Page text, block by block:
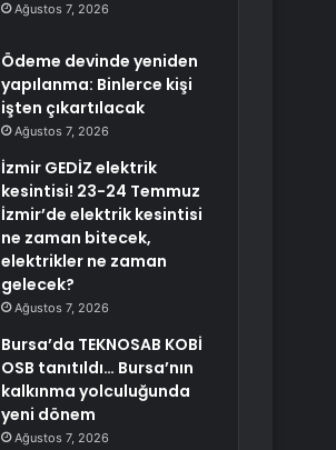
Ağustos 7, 2026
Ödeme devinde yeniden
yapılanma: Binlerce kişi
işten çıkartılacak
Ağustos 7, 2026
İzmir GEDİZ elektrik
kesintisi! 23-24 Temmuz
İzmir’de elektrik kesintisi
ne zaman bitecek,
elektrikler ne zaman
gelecek?
Ağustos 7, 2026
Bursa’da TEKNOSAB KOBİ
OSB tanıtıldı… Bursa’nın
kalkınma yolculuğunda
yeni dönem
Ağustos 7, 2026